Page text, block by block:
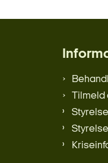
Tilmeld